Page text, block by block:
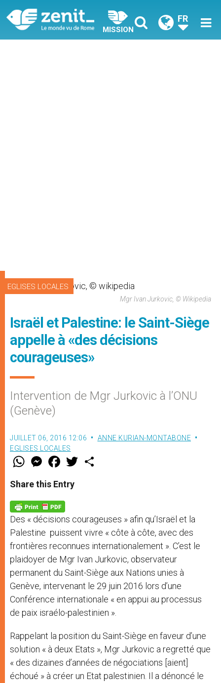
MISSION
FR
EGLISES LOCALES
Mgr Ivan Jurkovic, © Wikipedia
Israël et Palestine: le Saint-Siège
appelle à «des décisions
courageuses»
Intervention de Mgr Jurkovic à l’ONU
(Genève)
JUILLET 06, 2016 12:06
ANNE KURIAN-MONTABONE
EGLISES LOCALES
W
t
s
p
p
M
e
s
e
g
e
r
F
a
e
b
o
k
w
Share this Entry
Des « décisions courageuses » afin qu’Israël et la
Palestine puissent vivre « côte à côte, avec des
frontières reconnues internationalement ». C’est le
plaidoyer de Mgr Ivan Jurkovic, observateur
permanent du Saint-Siège aux Nations unies à
Genève, intervenant le 29 juin 2016 lors d’une
Conférence internationale « en appui au processus
de paix israélo-palestinien ».
Rappelant la position du Saint-Siège en faveur d’une
solution « à deux Etats », Mgr Jurkovic a regretté que
« des dizaines d’années de négociations [aient]
échoué » à créer un Etat palestinien. Il a dénoncé le